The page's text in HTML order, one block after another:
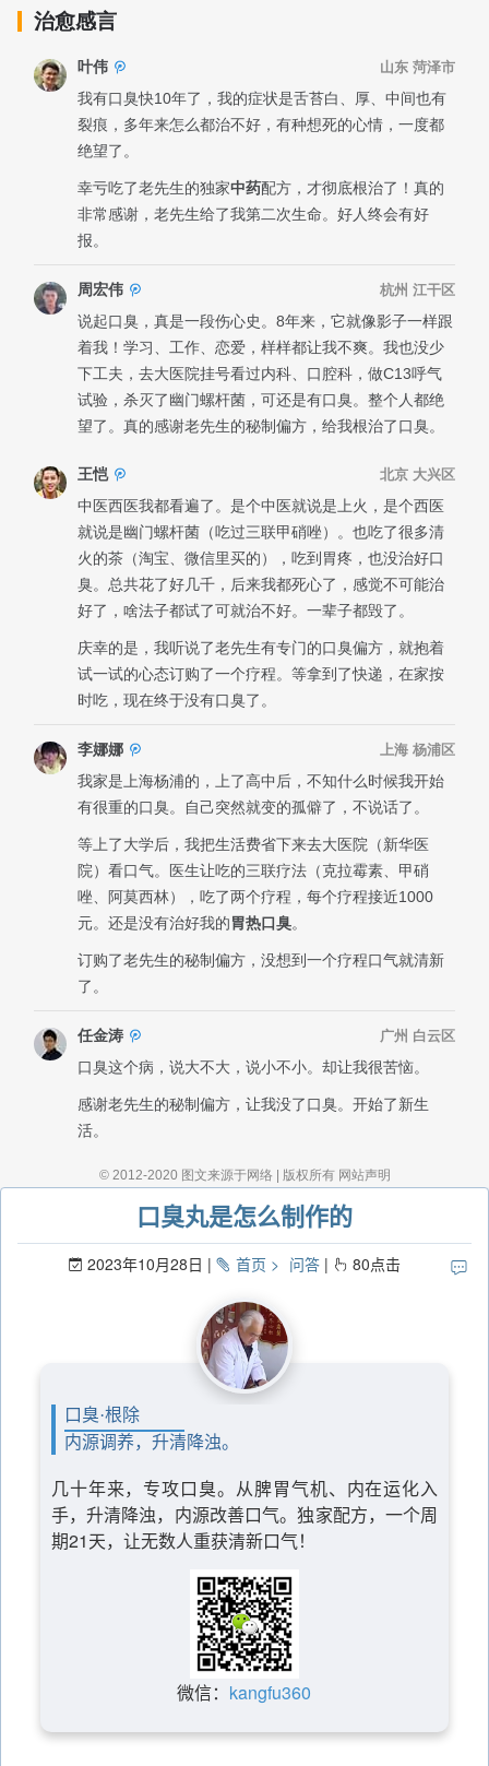
口臭丸是怎么制作的
2023年10月28日 首页 问答 80点击
口臭·根除
内源调养，升清降浊。
几十年来，专攻口臭。从脾胃气机、内在运化入
手，升清降浊，内源改善口气。独家配方，一个周
期21天，让无数人重获清新口气！
微信： kangfu360